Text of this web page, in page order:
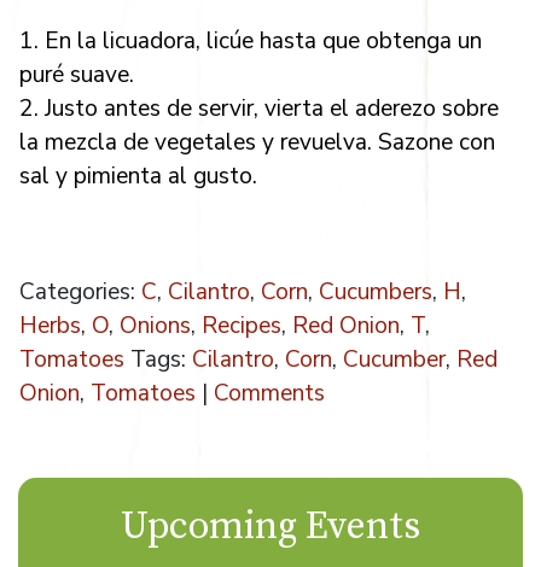
1. En la licuadora, licúe hasta que obtenga un
puré suave.
2. Justo antes de servir, vierta el aderezo sobre
la mezcla de vegetales y revuelva. Sazone con
sal y pimienta al gusto.
Categories: C, Cilantro, Corn, Cucumbers, H,
Herbs, O, Onions, Recipes, Red Onion, T,
Tomatoes Tags: Cilantro, Corn, Cucumber, Red
Onion, Tomatoes | Comments
Upcoming Events